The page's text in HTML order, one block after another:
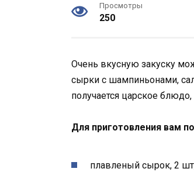
Просмотры
250
Очень вкусную закуску
сырки с шампиньонами,
получается царское
Для приготовления вам
плавленый сырок, 2